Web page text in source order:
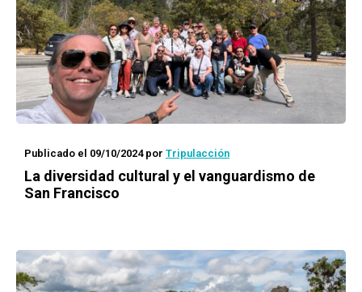
Publicado el 09/10/2024por Tripulacción
La diversidad cultural y el vanguardismo de
San Francisco